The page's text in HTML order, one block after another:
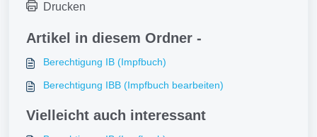
Drucken
Artikel in diesem Ordner -
Berechtigung IB (Impfbuch)
Berechtigung IBB (Impfbuch bearbeiten)
Vielleicht auch interessant